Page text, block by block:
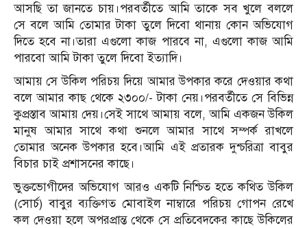
আসছি তা জানতে চায়।পরবর্তীতে আমি তাকে সব খুলে বললে
সে বলে আমি তোমার টাকা তুলে দিবো থানায় কোন অভিযোগ
দিতে হবে না।তারা এগুলো কাজ পারবে না, এগুলো কাজ আমি
পারবো আমি টাকা তুলে দিবো ইত্যাদি।
আমায় সে উকিল পরিচয় দিয়ে আমার উপকার করে দেওয়ার কথা
বলে আমার কাছ থেকে ২৩০০/- টাকা নেয়।পরবর্তীতে সে বিভিন্ন
কুপ্রস্তাব আমায় দেয়।সেই সাথে আমায় বলে, আমি একজন উকিল
মানুষ আমার সাথে কথা শুনলে আমার সাথে সম্পর্ক রাখলে
তোমার অনেক উপকার হবে।আমি এই প্রতারক দুশ্চরিত্রা বাবুর
বিচার চাই প্রশাসনের কাছে।
ভুক্তভোগীদের অভিযোগ আরও একটি নিশ্চিত হতে কথিত উকিল
(সোর্চ) বাবুর ব্যক্তিগত মোবাইল নাম্বারে পরিচয় গোপন রেখে
কল দেওয়া হলে অপরপ্রান্ত থেকে সে প্রতিবেদকের কাছে উকিলের